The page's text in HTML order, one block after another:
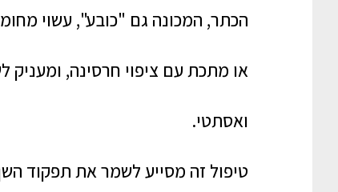
הכתר, המכונה גם "כובע", עשוי
או מתכת עם ציפוי חרסינה, ומעניק
ואסתטי.
טיפול זה מסייע לשמר את תפקוד